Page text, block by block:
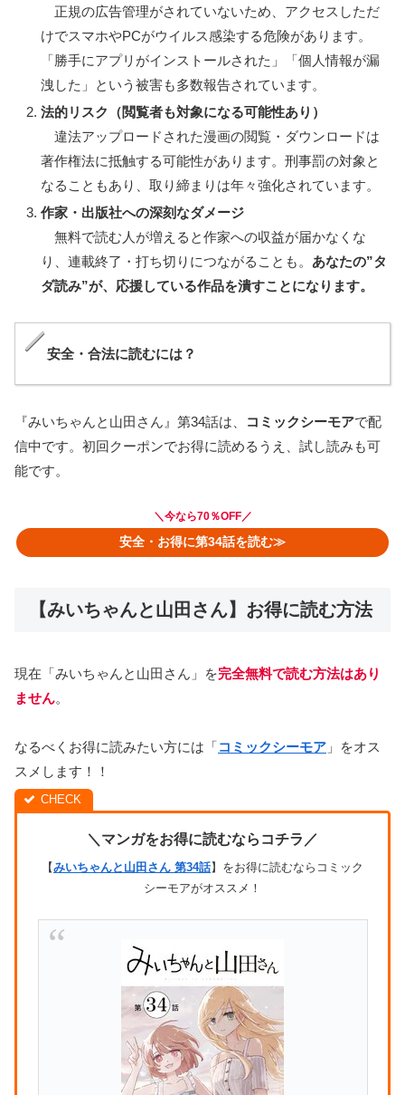
正規の広告管理がされていないため、アクセスしただ
けでスマホやPCがウイルス感染する危険があります。
「勝手にアプリがインストールされた」「個人情報が漏
洩した」という被害も多数報告されています。
法的リスク（閲覧者も対象になる可能性あり）
違法アップロードされた漫画の閲覧・ダウンロードは
著作権法に抵触する可能性があります。刑事罰の対象と
なることもあり、取り締まりは年々強化されています。
作家・出版社への深刻なダメージ
無料で読む人が増えると作家への収益が届かなくな
り、連載終了・打ち切りにつながることも。 あなたの”タ
ダ読み”が、応援している作品を潰すことになります。
安全・合法に読むには？
『みいちゃんと山田さん』第34話は、 コミックシーモアで配
信中です。初回クーポンでお得に読めるうえ、試し読みも可
能です。
＼今なら70％OFF／
安全・お得に第34話を読む≫
【みいちゃんと山田さん】お得に読む方法
現在「みいちゃんと山田さん」を完全無料で読む方法はあり
ません。
なるべくお得に読みたい方には「コミックシーモア 」をオス
スメします！！
＼マンガをお得に読むならコチラ／
【みいちゃんと山田さん 第34話】をお得に読むならコミック
シーモアがオススメ！